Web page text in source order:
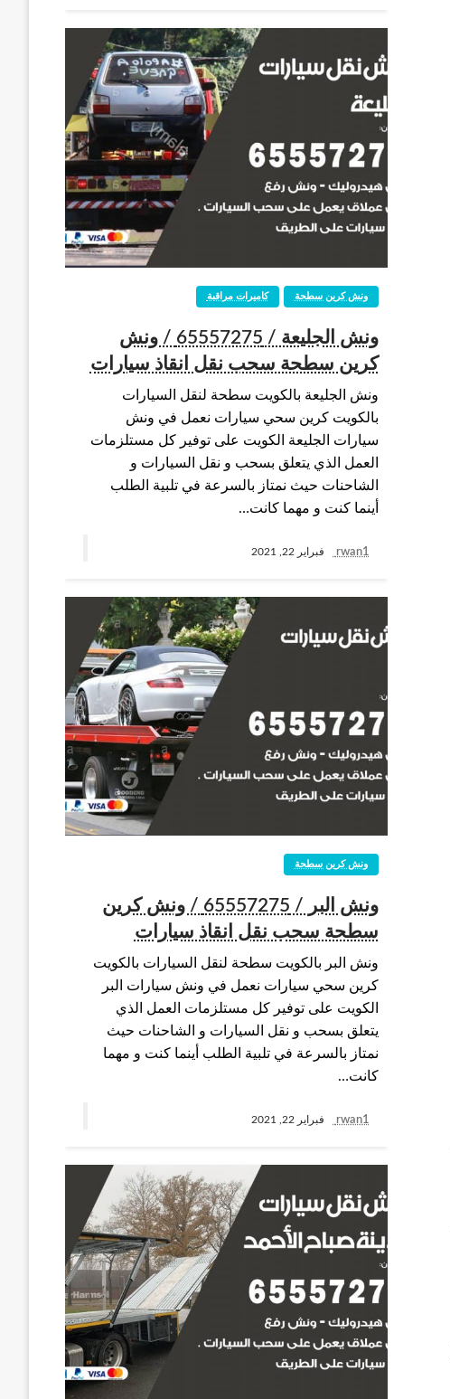
كاميرات مراقبة ونش كرين سطحة
ونش الجليعة / 65557275 / ونش
كرين سطحة سحب نقل انقاذ سيارات
ونش الجليعة بالكويت سطحة لنقل السيارات
بالكويت كرين سحي سيارات نعمل في ونش
سيارات الجليعة الكويت على توفير كل مستلزمات
العمل الذي يتعلق بسحب و نقل السيارات و
الشاحنات حيث نمتاز بالسرعة في تلبية الطلب
أينما كنت و مهما كانت…
rwan1 فبراير 22, 2021
ونش كرين سطحة
ونش البر / 65557275 / ونش كرين
سطحة سحب نقل انقاذ سيارات
ونش البر بالكويت سطحة لنقل السيارات بالكويت
كرين سحي سيارات نعمل في ونش سيارات البر
الكويت على توفير كل مستلزمات العمل الذي
يتعلق بسحب و نقل السيارات و الشاحنات حيث
نمتاز بالسرعة في تلبية الطلب أينما كنت و مهما
كانت…
rwan1 فبراير 22, 2021